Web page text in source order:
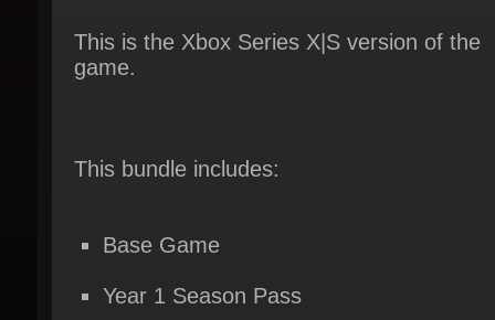
Year 1 Season Pass